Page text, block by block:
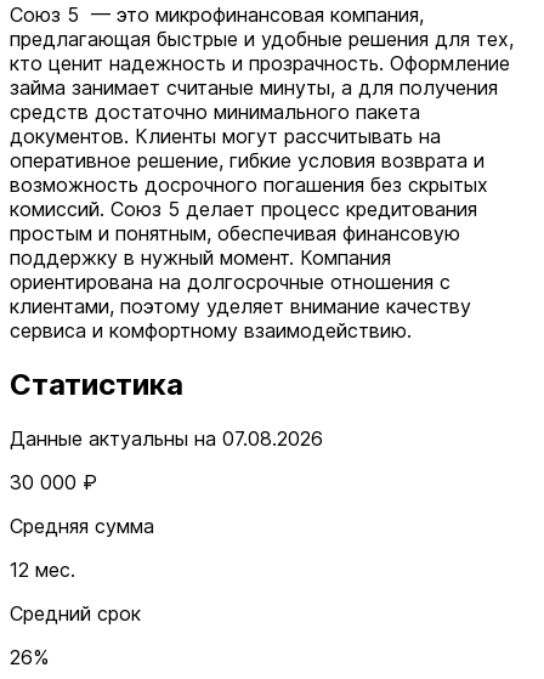
Союз 5 — это микрофинансовая компания,
предлагающая быстрые и удобные решения для тех,
кто ценит надежность и прозрачность. Оформление
займа занимает считаные минуты, а для получения
средств достаточно минимального пакета
документов. Клиенты могут рассчитывать на
оперативное решение, гибкие условия возврата и
возможность досрочного погашения без скрытых
комиссий. Союз 5 делает процесс кредитования
простым и понятным, обеспечивая финансовую
поддержку в нужный момент. Компания
ориентирована на долгосрочные отношения с
клиентами, поэтому уделяет внимание качеству
сервиса и комфортному взаимодействию.
Статистика
Данные актуальны на 07.08.2026
30 000 ₽
Средняя сумма
12 мес.
Средний срок
26%